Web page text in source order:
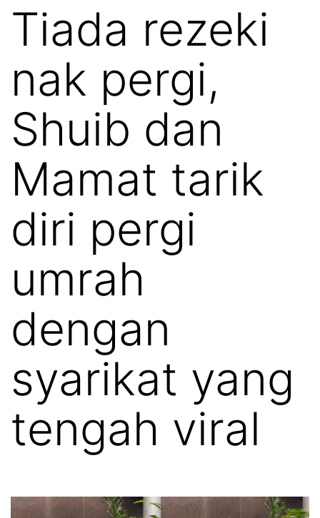
Tiada rezeki
nak pergi,
Shuib dan
Mamat tarik
diri pergi
umrah
dengan
syarikat yang
tengah viral